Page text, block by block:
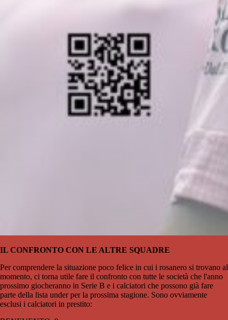
IL CONFRONTO CON LE ALTRE SQUADRE
Per comprendere la situazione poco felice in cui i rosanero si trovano al
momento, ci torna utile fare il confronto con tutte le società che l'anno
prossimo giocheranno in Serie B e i calciatori che possono già fare
parte della lista under per la prossima stagione. Sono ovviamente
esclusi i calciatori in prestito: